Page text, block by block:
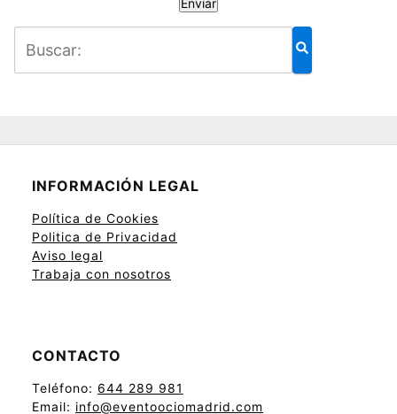
INFORMACIÓN LEGAL
Política de Cookies
Politica de Privacidad
Aviso legal
Trabaja con nosotros
CONTACTO
Teléfono: 644 289 981
Email: info@eventoociomadrid.com